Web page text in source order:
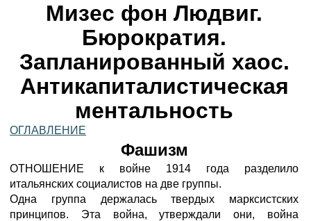
Мизес фон Людвиг.
Бюрократия.
Запланированный хаос.
Антикапиталистическая
ментальность
ОГЛАВЛЕНИЕ
Фашизм
ОТНОШЕНИЕ к войне 1914 года разделило
итальянских социалистов на две группы.
Одна группа держалась твердых марксистских
принципов. Эта война, утверждали они, война